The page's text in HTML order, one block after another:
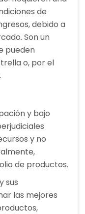
de
debido a
Son un
pueden
o, por el
y bajo
y no
de productos.
sus
las mejores